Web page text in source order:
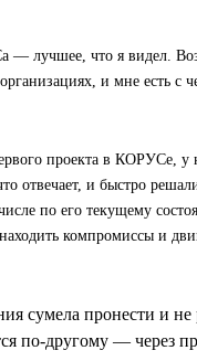
лучшее, что я видел.
и мне есть с
проекта в КОРУСе, у
отвечает, и быстро
по его текущему
компромиссы и
сумела пронести и
по-другому — через